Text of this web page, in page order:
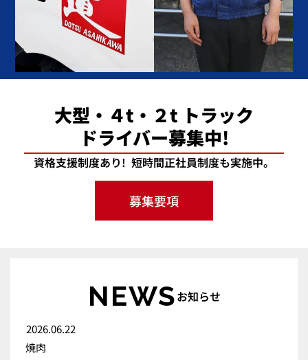
大型・４t・２t トラック
ドライバー募集中!
資格支援制度あり! 短時間正社員制度も実施中。
募集要項
NEWSお知らせ
2026.06.22
焼肉